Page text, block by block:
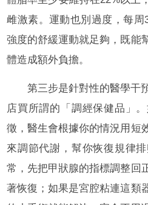
雌激素。運動也別過度，每
強度的舒緩運動就足夠，既能
體造成額外負擔。
第三步是針對性的醫學干
店買所謂的「調經保健品」
徵，醫生會根據你的情況用短
來調節代謝，幫你恢復規律
常，先把甲狀腺的指標調整回
著恢復；如果是宮腔粘連這類